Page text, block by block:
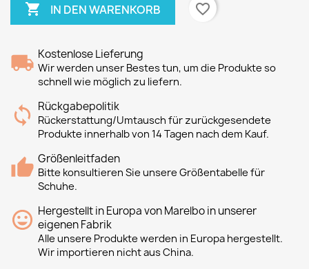
 IN DEN WARENKORB favorite_border
Kostenlose Lieferung
Wir werden unser Bestes tun, um die Produkte so
schnell wie möglich zu liefern.
Rückgabepolitik
Rückerstattung/Umtausch für zurückgesendete
Produkte innerhalb von 14 Tagen nach dem Kauf.
Größenleitfaden
Bitte konsultieren Sie unsere Größentabelle für
Schuhe.
Hergestellt in Europa von Marelbo in unserer
eigenen Fabrik
Alle unsere Produkte werden in Europa hergestellt.
Wir importieren nicht aus China.